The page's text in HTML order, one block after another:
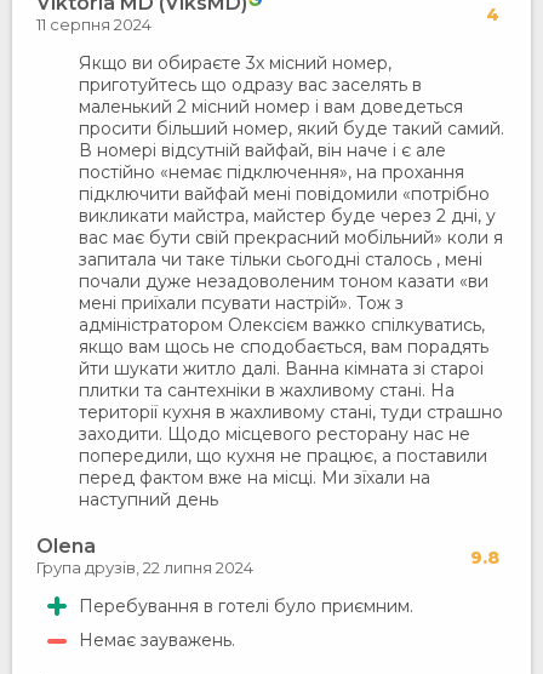
4
11 серпня 2024
Якщо ви обираєте 3х місний номер,
приготуйтесь що одразу вас заселять в
маленький 2 місний номер і вам доведеться
просити більший номер, який буде такий самий.
В номері відсутній вайфай, він наче і є але
постійно «немає підключення», на прохання
підключити вайфай мені повідомили «потрібно
викликати майстра, майстер буде через 2 дні, у
вас має бути свій прекрасний мобільний» коли я
запитала чи таке тільки сьогодні сталось , мені
почали дуже незадоволеним тоном казати «ви
мені приїхали псувати настрій». Тож з
адміністратором Олексієм важко спілкуватись,
якщо вам щось не сподобається, вам порадять
йти шукати житло далі. Ванна кімната зі староі
плитки та сантехніки в жахливому стані. На
території кухня в жахливому стані, туди страшно
заходити. Щодо місцевого ресторану нас не
попередили, що кухня не працює, а поставили
перед фактом вже на місці. Ми зїхали на
наступний день
Olena 9.8
Група друзів, 22 липня 2024
Перебування в готелі було приємним.
Немає зауважень.